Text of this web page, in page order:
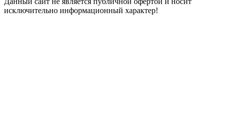
исключительно информационный характер!